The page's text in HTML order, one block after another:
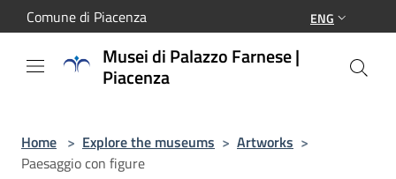
Salta al contenuto principale
Comune di Piacenza ENG
Musei di Palazzo Farnese |
Piacenza
Home > Explore the museums > Artworks >
Paesaggio con figure